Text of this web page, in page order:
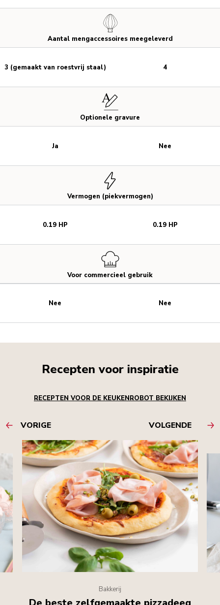
Aantal mengaccessoires meegeleverd
Optionele gravure
Vermogen (piekvermogen)
Voor commercieel gebruik
3 (gemaakt van roestvrij staal)
Ja
0.19 HP
Nee
4
Nee
0.19 HP
Nee
Recepten voor inspiratie
RECEPTEN VOOR DE KEUKENROBOT BEKIJKEN
VORIGE VOLGENDE
Bakkerij